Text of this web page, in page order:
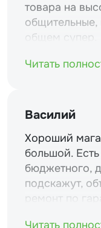
товара на
общительные,
общем супер.
Читать
Василий
Хороший
большой.
бюджетного,
подскажут,
ремонт по
Читать